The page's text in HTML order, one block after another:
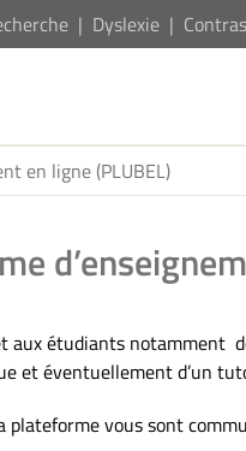
Dyslexie
en ligne (PLUBEL)
aux étudiants notamment
et éventuellement d’un
plateforme vous sont